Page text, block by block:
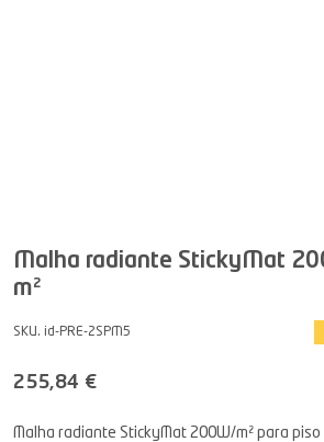
Malha radiante StickyMat
m²
SKU. id-PRE-2SPM5
255,84 €
Malha radiante StickyMat 200W/m² para